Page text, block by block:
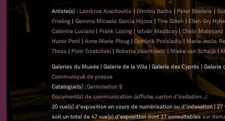
Artiste(s) : Lambros Arachovitis | Dimitra Barba | Peter Boelens |
Frieling | Gemma Micaela Garcia Hijosa |Tina Gillen | Ellen Gry
Caterina Luciano | Frank Lüsing| István Madácsy |Chelo Matesanz
Hunor Pető | Anne Marie Ploug | Dominik Podsiadly | María Jesús
Thoss | Piotr Trzebiński | Roberta Valentinetti | Mieke van Schaijk |
Galeries du Musée | Galerie de la Villa | Galerie des Cyprès |
Communiqué de presse
Catalogue(s) :Germination 9
Document(s) de communication (affiche, carton d'invitation...)
20 vue(s) d'exposition en cours de numérisation ou d'indexation |
soit un total de 47 vue(s) d'exposition dont 27 consultablessur